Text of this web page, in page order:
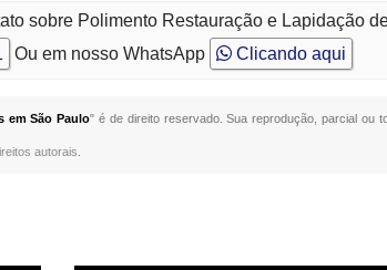
sobre Polimento Restauração e Lapidação
Ou em nosso WhatsApp Clicando aqui
em São Paulo" é de direito reservado. Sua reprodução, parcial ou
autorais